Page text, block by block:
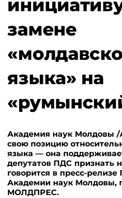
замене
языка» на
Академия наук Молдовы
свою позицию
языка — она
депутатов ПДС признать
говорится в пресс-
Академии наук Молдовы,
МОЛДПРЕС.